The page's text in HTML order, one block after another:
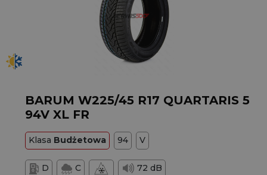
BARUM W225/45 R17 QUARTARIS 5
94V XL FR
Klasa Budżetowa 94 V
D C 72 dB